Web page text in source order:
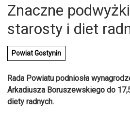
Znaczne
starosty i diet
Powiat Gostynin
Rada Powiatu podniosła
Arkadiusza Boruszewskiego do
diety radnych.